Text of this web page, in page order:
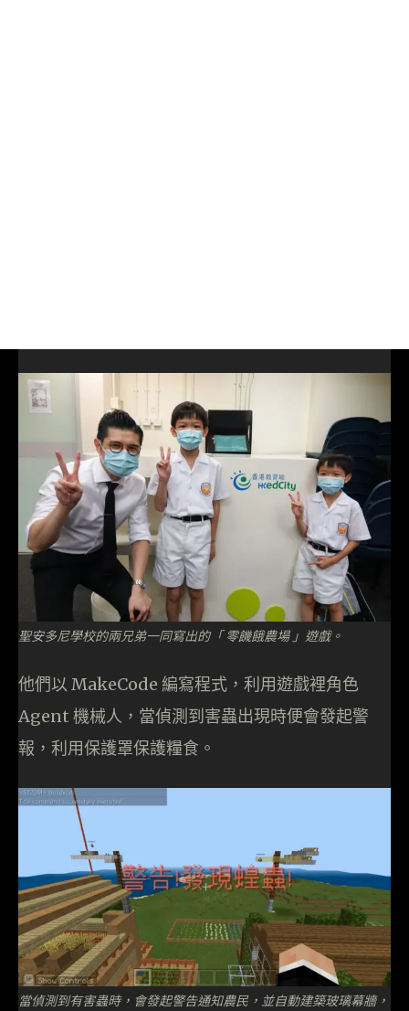
聖安多尼學校的兩兄弟一同寫出的「 零饑餓農場 」遊戲。
他們以 MakeCode 編寫程式，利用遊戲裡角色
Agent 機械人，當偵測到害蟲出現時便會發起警
報，利用保護罩保護糧食。
當偵測到有害蟲時，會發起警告通知農民，並自動建築玻璃幕牆，